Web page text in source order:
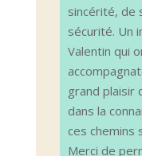
sincérité, de
sécurité. Un
Valentin qui
grand plaisir
dans la
ces chemins
Merci de